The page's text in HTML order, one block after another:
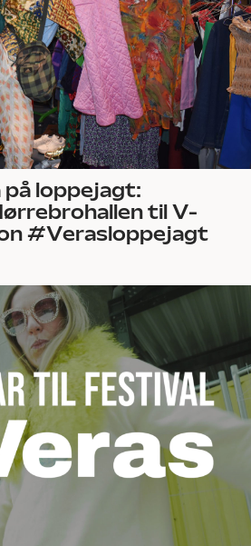
på loppejagt:
til V-
#Verasloppejagt